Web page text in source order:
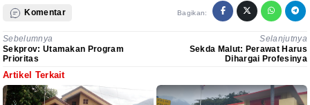
Komentar Bagikan:
Sebelumnya
Sekprov: Utamakan Program
Prioritas
Selanjutnya
Sekda Malut: Perawat Harus
Dihargai Profesinya
Artikel Terkait